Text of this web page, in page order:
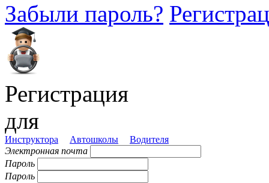
Забыли пароль?
Регистрация
для
Инструктора Автошколы
Водителя
Электронная почта
Пароль
Пароль